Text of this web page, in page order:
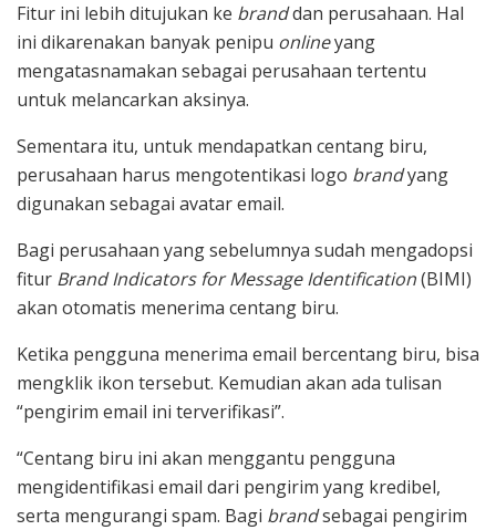
Fitur ini lebih ditujukan ke branddan perusahaan. Hal
ini dikarenakan banyak penipu onlineyang
mengatasnamakan sebagai perusahaan tertentu
untuk melancarkan aksinya.
Sementara itu, untuk mendapatkan centang biru,
perusahaan harus mengotentikasi logo brandyang
digunakan sebagai avatar email.
Bagi perusahaan yang sebelumnya sudah mengadopsi
fitur Brand Indicators for Message Identification(BIMI)
akan otomatis menerima centang biru.
Ketika pengguna menerima email bercentang biru, bisa
mengklik ikon tersebut. Kemudian akan ada tulisan
“pengirim email ini terverifikasi”.
“Centang biru ini akan menggantu pengguna
mengidentifikasi email dari pengirim yang kredibel,
serta mengurangi spam. Bagi brandsebagai pengirim